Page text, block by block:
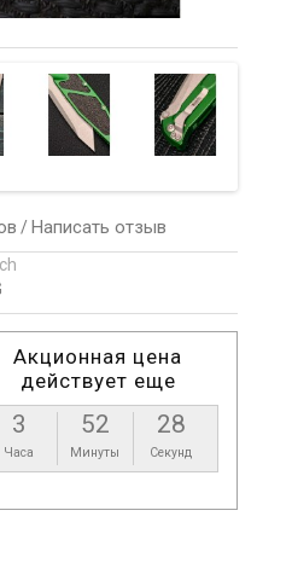
/Написать отзыв
Акционная цена
действует еще
3
Часа
52
Минуты
27
Секунд